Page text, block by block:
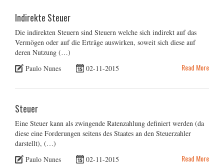
Indirekte Steuer
Die indirekten Steuern sind Steuern welche sich indirekt auf das
Vermögen oder auf die Erträge auswirken, soweit sich diese auf
deren Nutzung (…)
Paulo Nunes
02-11-2015 Read More
Steuer
Eine Steuer kann als zwingende Ratenzahlung definiert werden (da
diese eine Forderungen seitens des Staates an den Steuerzahler
darstellt), (…)
Paulo Nunes
02-11-2015 Read More